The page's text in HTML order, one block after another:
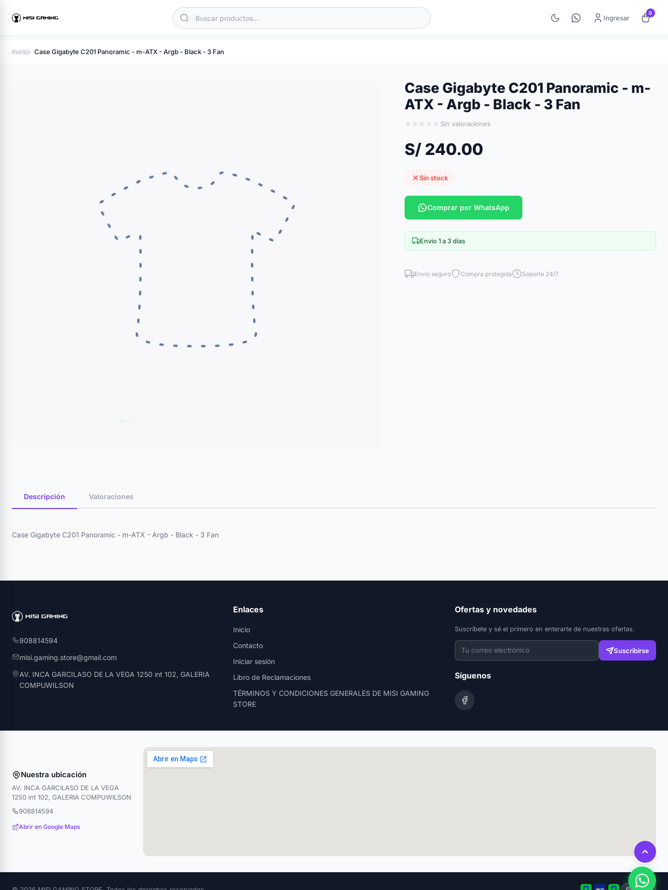
Ingresar
0
Inicio Case Gigabyte C201 Panoramic - m-ATX - Argb - Black - 3 Fan
Case Gigabyte C201 Panoramic - m-
ATX - Argb - Black - 3 Fan
Sin valoraciones
S/ 240.00
Sin stock
Comprar por WhatsApp
Envio 1 a 3 dias
Envío seguro Compra protegida Soporte 24/7
Descripción Valoraciones
Case Gigabyte C201 Panoramic - m-ATX - Argb - Black - 3 Fan
908814594
misi.gaming.store@gmail.com
AV. INCA GARCILASO DE LA VEGA 1250 int 102, GALERIA
COMPUWILSON
Enlaces
Inicio
Contacto
Iniciar sesión
Libro de Reclamaciones
TÉRMINOS Y CONDICIONES GENERALES DE MISI GAMING
STORE
Ofertas y novedades
Suscríbete y sé el primero en enterarte de nuestras ofertas.
Suscribirse
Síguenos
Nuestra ubicación
AV. INCA GARCILASO DE LA VEGA
1250 int 102, GALERIA COMPUWILSON
908814594
Abrir en Google Maps